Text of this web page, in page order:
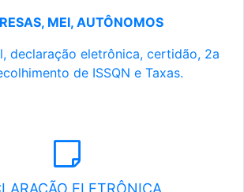
MEI, AUTÔNOMOS
declaração eletrônica, certidão, 2a
de ISSQN e Taxas.
ELETRÔNICA